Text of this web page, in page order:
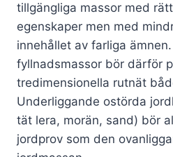
tillgängliga massor med
egenskaper men med
innehållet av farliga
fyllnadsmassor bör därför
tredimensionella rutnät
Underliggande ostörda
tät lera, morän, sand) bör
jordprov som den